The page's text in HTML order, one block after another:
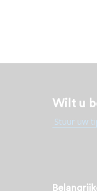
Wilt u
Stuur uw